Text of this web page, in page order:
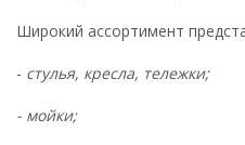
Широкий ассортимент
- стулья, кресла, тележки;
- мойки;